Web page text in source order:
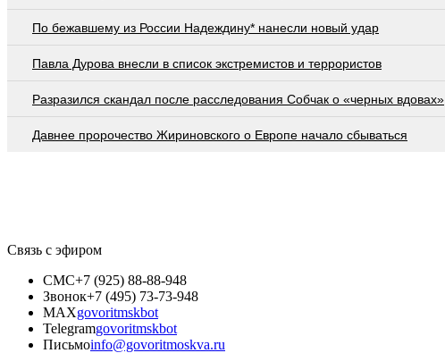
По бежавшему из России Надеждину* нанесли новый удар
Павла Дурова внесли в список экстремистов и террористов
Разразился скандал после расследования Собчак о «черных вдовах»
Давнее пророчество Жириновского о Европе начало сбываться
Связь с эфиром
СМС+7 (925) 88-88-948
Звонок+7 (495) 73-73-948
MAXgovoritmskbot
Telegramgovoritmskbot
Письмоinfo@govoritmoskva.ru